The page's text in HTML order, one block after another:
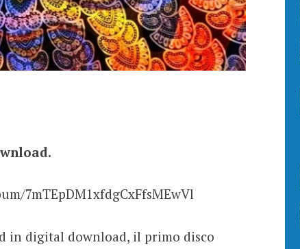
7mTEpDM1xfdgCxFfsMEwVl
in digital download, il primo disco